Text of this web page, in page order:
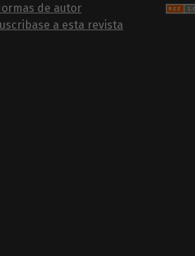
de autor
a esta revista